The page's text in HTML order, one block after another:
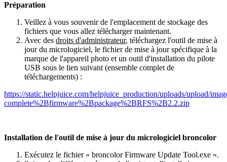
Préparation
Veillez à vous souvenir de l'emplacement de stockage des
fichiers que vous allez télécharger maintenant.
Avec des droits d'administrateur, téléchargez l'outil de mise à
jour du micrologiciel, le fichier de mise à jour spécifique à la
marque de l'appareil photo et un outil d'installation du pilote
USB sous le lien suivant (ensemble complet de
téléchargements) :
https://static.helpjuice.com/helpjuice_production/uploads/upload/
complete%2Bfirmware%2Bpackage%2BRFS%2B2.2.zip
Installation de l'outil de mise à jour du micrologiciel broncolor
Exécutez le fichier « broncolor Firmware Update Tool.exe ».